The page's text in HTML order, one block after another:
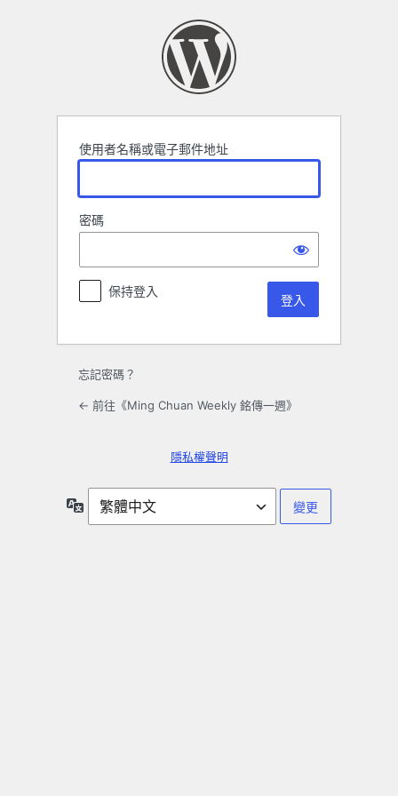
使用者名稱或電子郵件地址
密碼
保持登入
忘記密碼？
← 前往《Ming Chuan Weekly 銘傳一週》
隱私權聲明
言